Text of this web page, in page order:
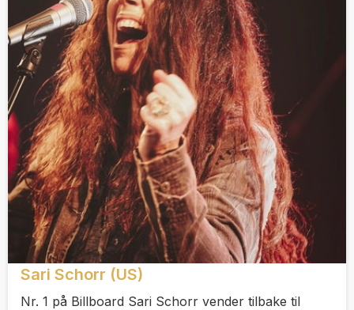
Sari Schorr (US)
Nr. 1 på Billboard Sari Schorr vender tilbake til